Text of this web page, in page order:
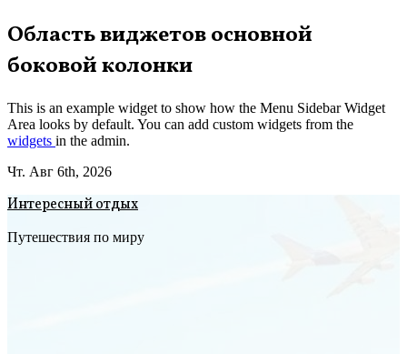
Перейти
к
содержимому
Область виджетов основной
боковой колонки
This is an example widget to show how the Menu Sidebar Widget
Area looks by default. You can add custom widgets from the
widgets in the admin.
Чт. Авг 6th, 2026
Интересный отдых
Путешествия по миру